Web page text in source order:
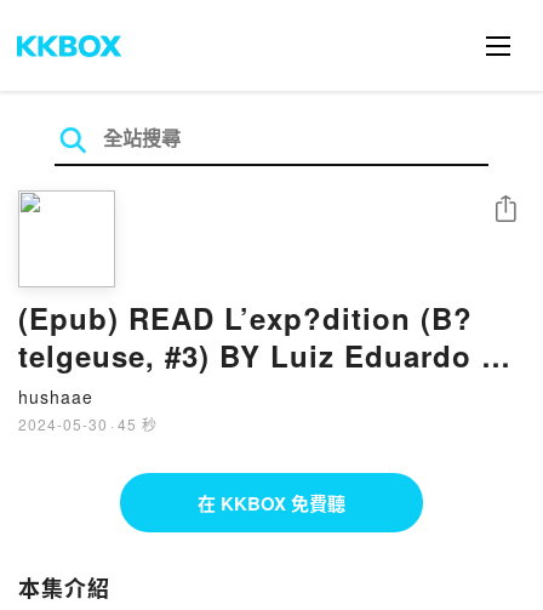
(Epub) READ L’exp?dition (B?
telgeuse, #3) BY Luiz Eduardo de
Oliveira (Leo)
hushaae
2024-05-30 · 45 秒
分享
在 KKBOX 免費聽
本集介紹